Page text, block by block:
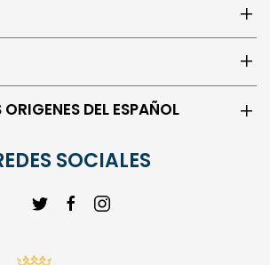
DEL ESPAÑOL
SOCIALES